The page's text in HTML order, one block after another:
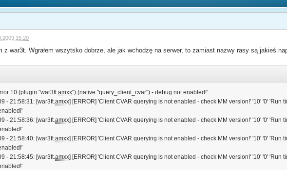
15:20
z war3t. Wgrałem wszytsko dobrze, ale jak wchodzę na serwer, to zamiast nazwy rasy są jakieś
10 (plugin "war3ft.amxx") (native "query_client_cvar") - debug not enabled!'
- 21:58:31: [war3ft.amxx] [ERROR] 'Client CVAR querying is not enabled - check MM version!' '10' '0' 'Run
- 21:58:36: [war3ft.amxx] [ERROR] 'Client CVAR querying is not enabled - check MM version!' '10' '0' 'Run
- 21:58:40: [war3ft.amxx] [ERROR] 'Client CVAR querying is not enabled - check MM version!' '10' '0' 'Run
- 21:58:45: [war3ft.amxx] [ERROR] 'Client CVAR querying is not enabled - check MM version!' '10' '0' 'Run